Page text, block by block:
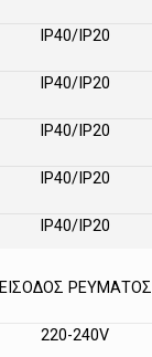
IP40/IP20
IP40/IP20
IP40/IP20
IP40/IP20
IP40/IP20
ΕΙΣΟΔΟΣ ΡΕΥΜΑΤΟΣ
220-240V